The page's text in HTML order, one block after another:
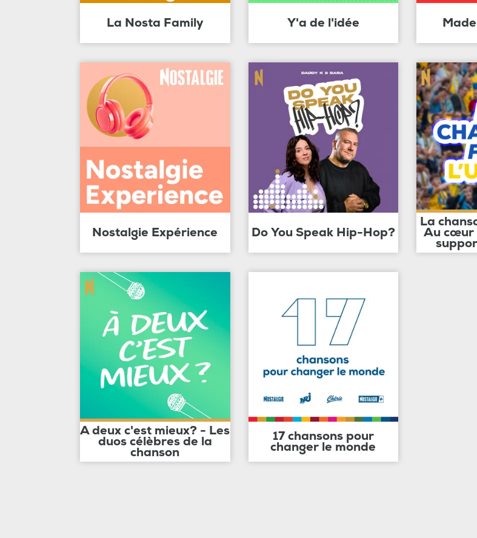
La Nosta Family Y'a de l'idée
Nostalgie Expérience Do You Speak Hip-Hop?
La
Au cœur
A deux c'est mieux? - Les
duos célèbres de la
chanson
17 chansons pour
changer le monde